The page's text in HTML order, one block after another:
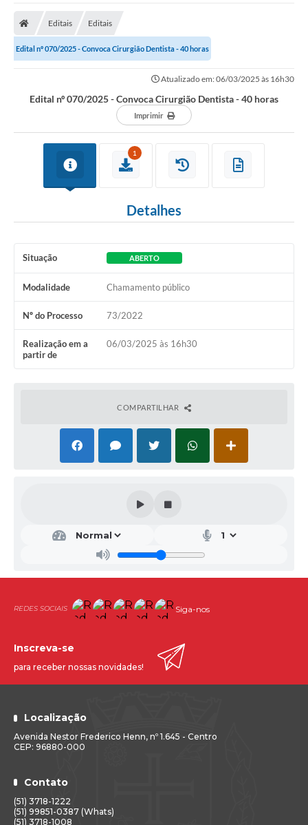
Editais Editais
Edital nº 070/2025 - Convoca Cirurgião Dentista - 40 horas
Atualizado em: 06/03/2025 às 16h30
Edital nº 070/2025 - Convoca Cirurgião Dentista - 40 horas
Imprimir
1
Detalhes
Situação ABERTO
Modalidade Chamamento público
Nº do Processo 73/2022
Realização em a
partir de
06/03/2025 às 16h30
COMPARTILHAR
Siga-nos
Localização
Avenida Nestor Frederico Henn, nº 1.645 - Centro
CEP: 96880-000
Contato
(51) 3718-1222
(51) 99851-0387 (Whats)
(51) 3718-1008
Inscreva-se
para receber nossas novidades!